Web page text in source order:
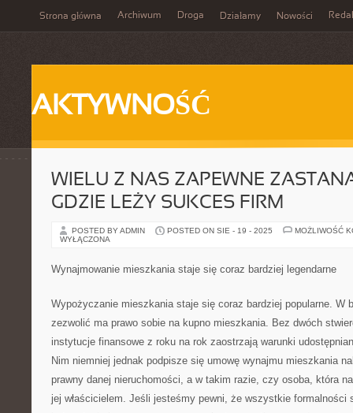
Strona główna Archiwum Droga Działamy Nowości
AKTYWNOŚĆ
WIELU Z NAS ZAPEWNE
GDZIE LEŻY SUKCES FIRM
POSTED BY ADMIN POSTED ON SIE - 19 - 2025
MOŻLIWOŚĆ
WYŁĄCZONA
Wynajmowanie mieszkania staje się coraz bardziej legendarne
Wypożyczanie mieszkania staje się coraz bardziej popularne. W
zezwolić ma prawo sobie na kupno mieszkania. Bez dwóch
instytucje finansowe z roku na rok zaostrzają warunki
Nim niemniej jednak podpisze się umowę wynajmu mieszkania
prawny danej nieruchomości, a w takim razie, czy osoba, która
jej właścicielem. Jeśli jesteśmy pewni, że wszystkie formalności